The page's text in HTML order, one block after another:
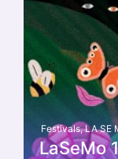
Festivals, LA SE
LaSeMo